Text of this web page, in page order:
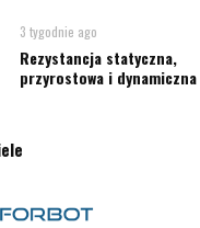
3 tygodnie ago
Rezystancja statyczna,
przyrostowa i dynamiczna